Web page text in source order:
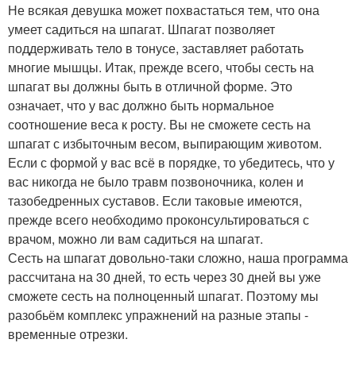
Не всякая девушка может похвастаться тем, что она
умеет садиться на шпагат. Шпагат позволяет
поддерживать тело в тонусе, заставляет работать
многие мышцы. Итак, прежде всего, чтобы сесть на
шпагат вы должны быть в отличной форме. Это
означает, что у вас должно быть нормальное
соотношение веса к росту. Вы не сможете сесть на
шпагат с избыточным весом, выпирающим животом.
Если с формой у вас всё в порядке, то убедитесь, что у
вас никогда не было травм позвоночника, колен и
тазобедренных суставов. Если таковые имеются,
прежде всего необходимо проконсультироваться с
врачом, можно ли вам садиться на шпагат.
Сесть на шпагат довольно-таки сложно, наша программа
рассчитана на 30 дней, то есть через 30 дней вы уже
сможете сесть на полноценный шпагат. Поэтому мы
разобьём комплекс упражнений на разные этапы -
временные отрезки.